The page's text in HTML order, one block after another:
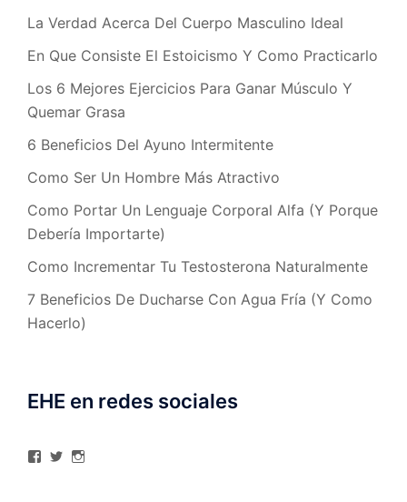
La Verdad Acerca Del Cuerpo Masculino Ideal
En Que Consiste El Estoicismo Y Como Practicarlo
Los 6 Mejores Ejercicios Para Ganar Músculo Y
Quemar Grasa
6 Beneficios Del Ayuno Intermitente
Como Ser Un Hombre Más Atractivo
Como Portar Un Lenguaje Corporal Alfa (Y Porque
Debería Importarte)
Como Incrementar Tu Testosterona Naturalmente
7 Beneficios De Ducharse Con Agua Fría (Y Como
Hacerlo)
EHE en redes sociales
Ver
Ver